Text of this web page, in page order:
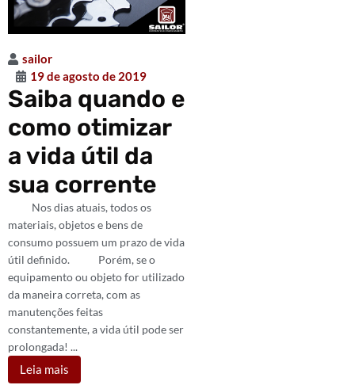
sailor
19 de agosto de 2019
Saiba quando e
como otimizar
a vida útil da
sua corrente
Nos dias atuais, todos os
materiais, objetos e bens de
consumo possuem um prazo de vida
útil definido. Porém, se o
equipamento ou objeto for utilizado
da maneira correta, com as
manutenções feitas
constantemente, a vida útil pode ser
prolongada! ...
Leia mais